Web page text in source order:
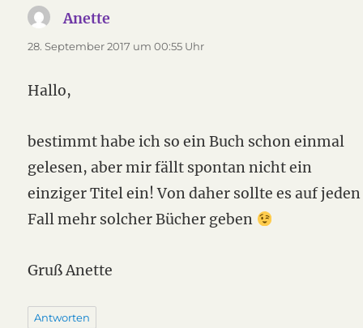
Anette
28. September 2017 um 00:55 Uhr
Hallo,
bestimmt habe ich so ein Buch schon einmal
gelesen, aber mir fällt spontan nicht ein
einziger Titel ein! Von daher sollte es auf jeden
Fall mehr solcher Bücher geben
Gruß Anette
Antworten